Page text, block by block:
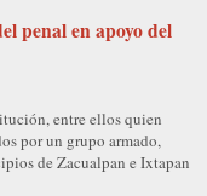
penal en apoyo del
entre ellos quien
por un grupo armado,
de Zacualpan e Ixtapan